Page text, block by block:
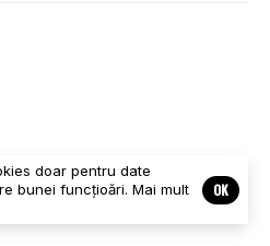
doar pentru date
bunei funcțioări. Mai mult
OK